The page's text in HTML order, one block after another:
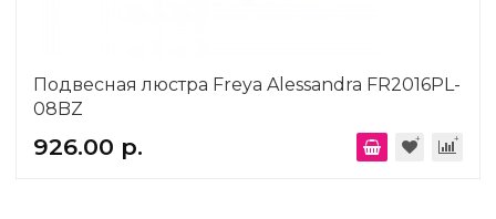
Подвесная люстра Freya Alessandra FR2016PL-
08BZ
926.00 р.